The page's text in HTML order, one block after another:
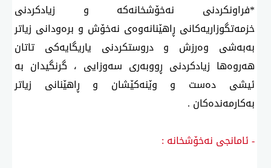
*فراونكردنی نەخۆشخانەكە و زیادكردنی
خزمەتگوزاریەكانی ڕاهێنانەوەی نەخۆش و برەودانی زیاتر
بەبەشی وەرزش و دروستكردنی یاریگایەكی تاتان
هەروەها زیادكردنی ڕووبەری سەوزایی ، گرنگیدان بە
ئیشی دەست و وێنەكێشان و ڕاهێنانی زیاتر
بەكارمەندەكان .
- ئامانجی نەخۆشخانە :